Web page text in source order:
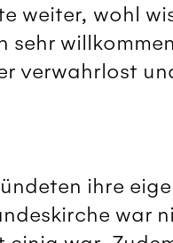
weiter, wohl
sehr willkommen
verwahrlost
ihre
war